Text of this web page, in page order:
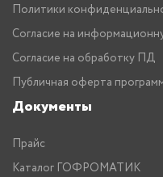
Политики
Согласие на
Согласие на обработку ПД
Публичная оферта
Документы
Прайс
Каталог ГОФРОМАТИК